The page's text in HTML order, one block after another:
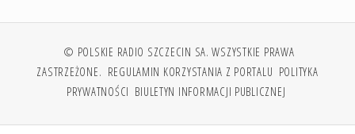
© POLSKIE RADIO SZCZECIN SA. WSZYSTKIE PRAWA
ZASTRZEŻONE. REGULAMIN KORZYSTANIA Z PORTALU POLITYKA
PRYWATNOŚCI BIULETYN INFORMACJI PUBLICZNEJ